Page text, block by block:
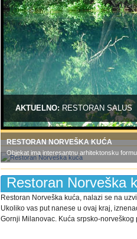
AKTUELNO:RESTORAN SALUS
RESTORAN NORVEŠKA KUĆA
Objekat ima interesantnu arhitektonsku
Restoran Norveška
Restoran Norveška kuća, nalazi se na
Ukoliko vas put nanese u ovaj kraj,
Gornji Milanovac. Kuća srpsko-norveškog